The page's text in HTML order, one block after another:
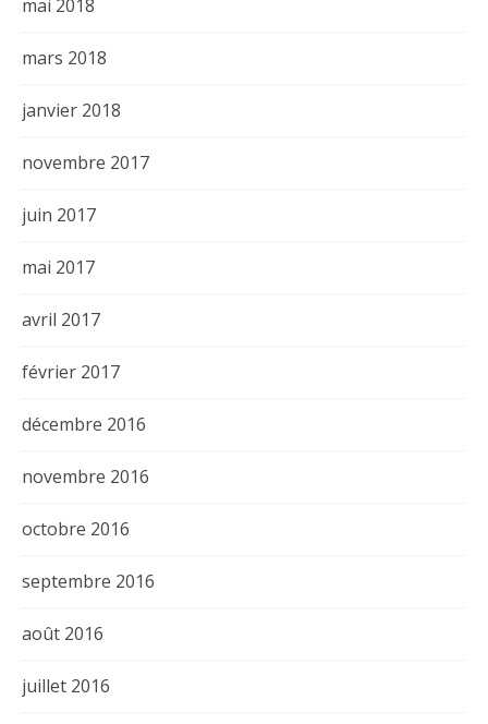
mai 2018
mars 2018
janvier 2018
novembre 2017
juin 2017
mai 2017
avril 2017
février 2017
décembre 2016
novembre 2016
octobre 2016
septembre 2016
août 2016
juillet 2016